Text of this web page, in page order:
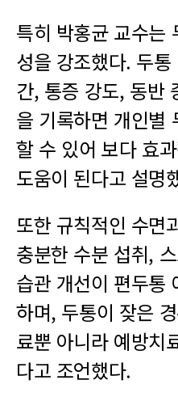
특히 박홍균 교수는
성을 강조했다. 두
간, 통증 강도, 동반
을 기록하면 개인별
할 수 있어 보다 효
도움이 된다고 설명
또한 규칙적인 수면
충분한 수분 섭취,
습관 개선이 편두통
하며, 두통이 잦은
료뿐 아니라 예방치
다고 조언했다.